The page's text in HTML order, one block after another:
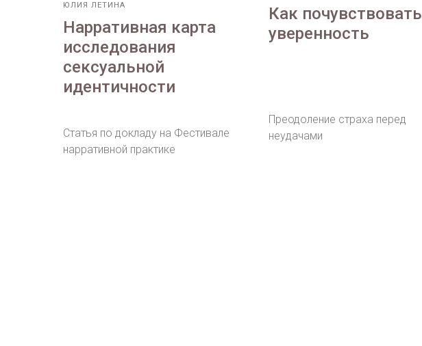
ЮЛИЯ ЛЕТИНА
Нарративная карта
исследования
сексуальной
идентичности
Статья по докладу на Фестивале
нарративной практике
Как почувствовать
уверенность
Преодоление страха перед
неудачами